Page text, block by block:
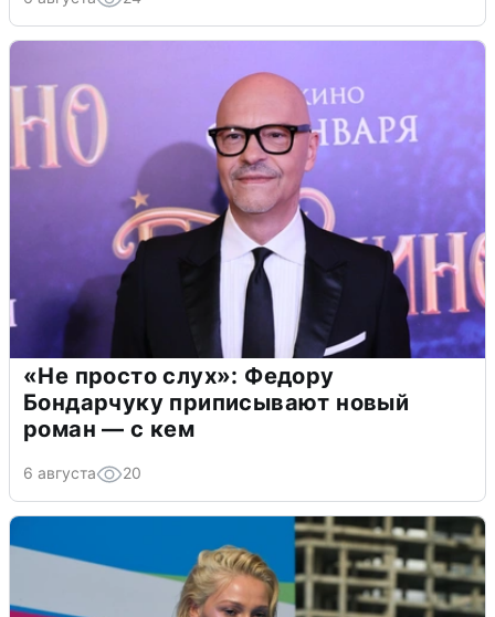
«Не просто слух»: Федору
Бондарчуку приписывают новый
роман — с кем
6 августа 20